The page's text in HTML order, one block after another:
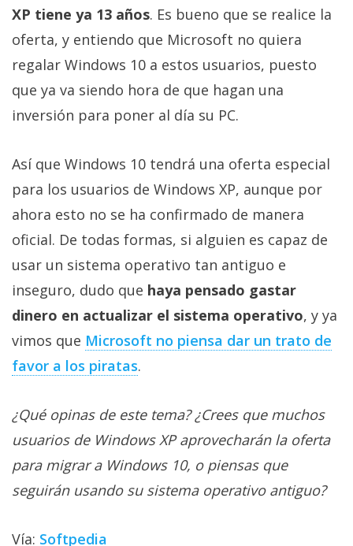
XP tiene ya 13 años. Es bueno que se realice la
oferta, y entiendo que Microsoft no quiera
regalar Windows 10 a estos usuarios, puesto
que ya va siendo hora de que hagan una
inversión para poner al día su PC.
Así que Windows 10 tendrá una oferta especial
para los usuarios de Windows XP, aunque por
ahora esto no se ha confirmado de manera
oficial. De todas formas, si alguien es capaz de
usar un sistema operativo tan antiguo e
inseguro, dudo que haya pensado gastar
dinero en actualizar el sistema operativo, y ya
vimos que Microsoft no piensa dar un trato de
favor a los piratas.
¿Qué opinas de este tema? ¿Crees que muchos
usuarios de Windows XP aprovecharán la oferta
para migrar a Windows 10, o piensas que
seguirán usando su sistema operativo antiguo?
Vía: Softpedia